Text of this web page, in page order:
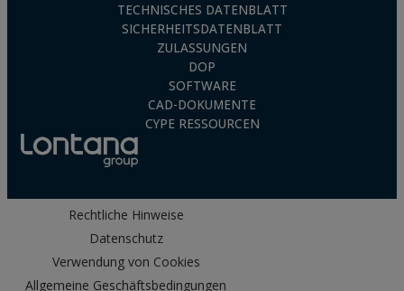
TECHNISCHES DATENBLATT
SICHERHEITSDATENBLATT
ZULASSUNGEN
DOP
SOFTWARE
CAD-DOKUMENTE
CYPE RESSOURCEN
Rechtliche Hinweise
Datenschutz
Verwendung von Cookies
Allgemeine Geschäftsbedingungen